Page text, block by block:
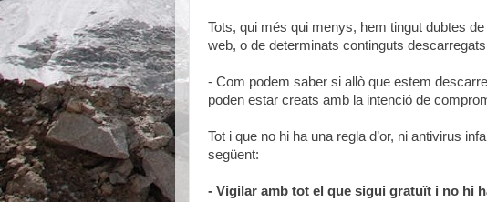
Tots, qui més qui menys, hem tingut dubtes
web, o de determinats continguts descarregats
- Com podem saber si allò que estem
poden estar creats amb la intenció de
Tot i que no hi ha una regla d’or, ni antivirus
següent:
- Vigilar amb tot el que sigui gratuït i no hi